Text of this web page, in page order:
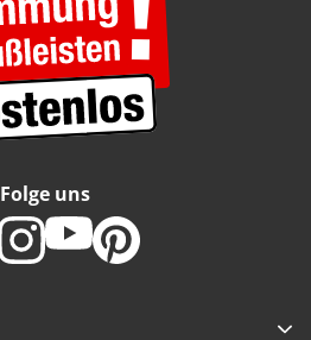
Folge uns